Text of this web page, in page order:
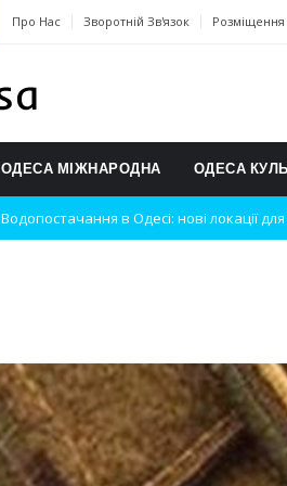
Про Нас Зворотній Зв'язок
ОДЕСА МІЖНАРОДНА ОДЕСА
Водопостачання в Одесі: нові локації
Нічна атака на Одесу: наслідки вибухів
Успіхи одеситів на європейському
Новини з Зимової школи інсульту в
Інтеграція ветеранів в українське